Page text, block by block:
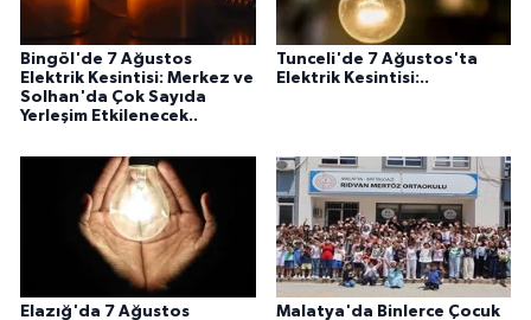
Bingöl'de 7 Ağustos
Elektrik Kesintisi: Merkez ve
Solhan'da Çok Sayıda
Yerleşim Etkilenecek..
Tunceli'de 7 Ağustos'ta
Elektrik Kesintisi:..
Elazığ'da 7 Ağustos Malatya'da Binlerce Çocuk